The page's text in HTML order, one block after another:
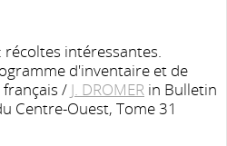
intéressantes.
d'inventaire et de
/ J. DROMER in Bulletin
Centre-Ouest, Tome 31